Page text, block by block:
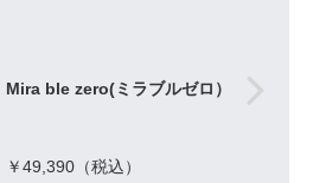
Mira ble zero(ミラブルゼロ）
￥49,390（税込）